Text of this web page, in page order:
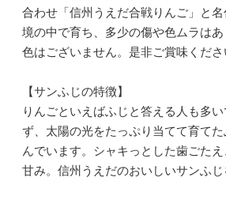
合わせ「信州うえだ合戦りんご」と
境の中で育ち、多少の傷や色ムラは
色はございません。是非ご賞味くださ
【サンふじの特徴】
りんごといえばふじと答える人も多
ず、太陽の光をたっぷり当てて育て
んでいます。シャキっとした歯ごた
甘み。信州うえだのおいしいサンふじ